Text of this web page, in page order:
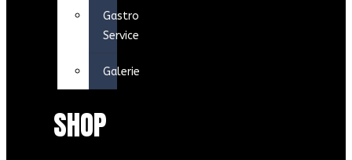
Gastro
Service
Galerie
SHOP